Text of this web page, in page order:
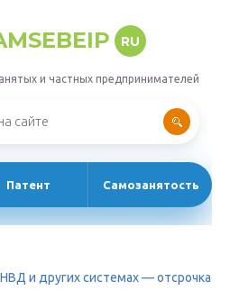
RU
и частных предпринимателей
Патент Самозанятость
и других системах — отсрочка